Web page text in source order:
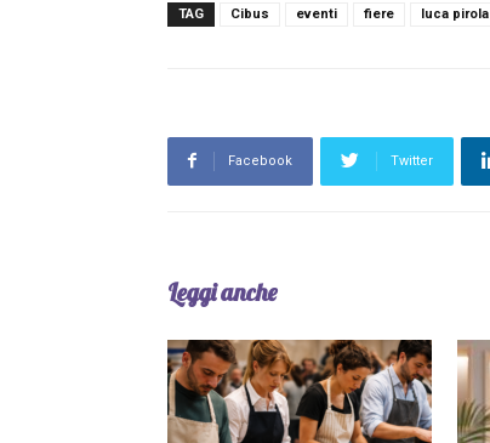
TAG Cibus eventi fiere luca pirola
Facebook Twitter
Leggi anche